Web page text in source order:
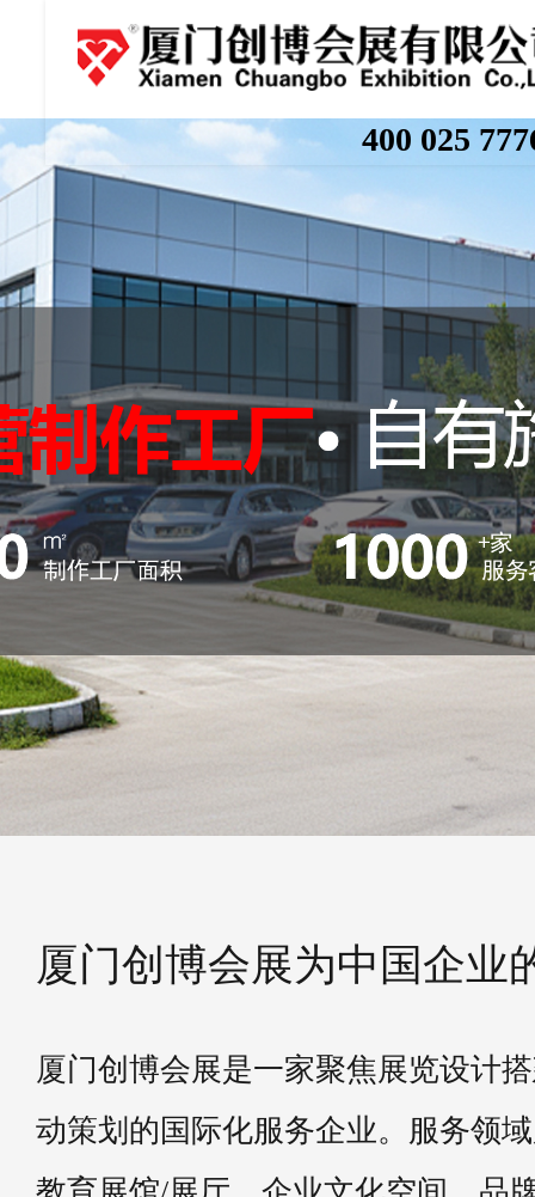
400 025
厦门创博会展为中国企业
厦门创博会展是一家聚焦展览设计
动策划的国际化服务企业。服务领